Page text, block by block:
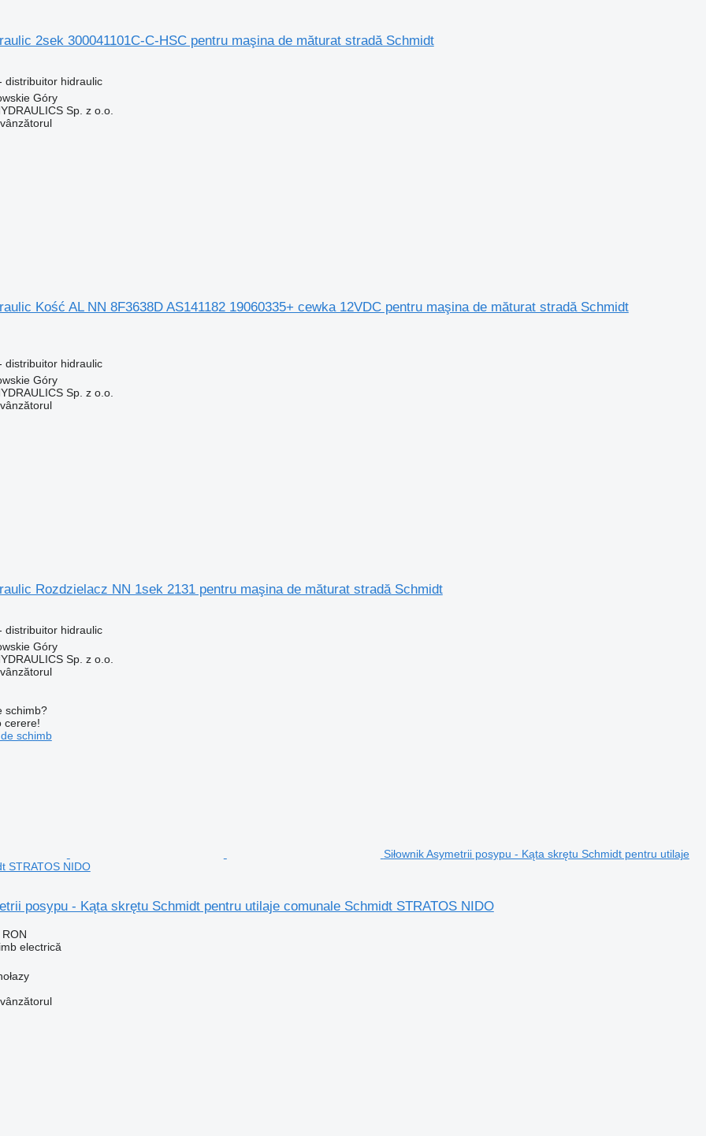
2sek 300041101C-C-HSC pentru maşina de măturat stradă Schmidt
distribuitor hidraulic
Góry
Sp. z o.o.
Kość AL NN 8F3638D AS141182 19060335+ cewka 12VDC pentru maşina de măturat stradă Schmidt
distribuitor hidraulic
Góry
Sp. z o.o.
Rozdzielacz NN 1sek 2131 pentru maşina de măturat stradă Schmidt
distribuitor hidraulic
Góry
Sp. z o.o.
schimb?
cerere!
schimb
Siłownik Asymetrii posypu - Kąta skrętu Schmidt pentru utilaje
STRATOS NIDO
posypu - Kąta skrętu Schmidt pentru utilaje comunale Schmidt STRATOS NIDO
electrică